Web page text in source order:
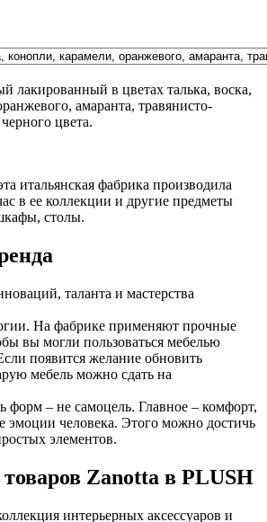
в цветах талька, воска,
амаранта, травянисто-
цвета.
итальянская фабрика производила
в ее коллекции и другие предметы
столы.
таланта и мастерства
На фабрике применяют прочные
вы могли пользоваться мебелью
появится желание обновить
мебель можно сдать на
форм – не самоцель. Главное – комфорт,
эмоции человека. Этого можно достичь
элементов.
Zanotta в PLUSH
интерьерных аксессуаров и